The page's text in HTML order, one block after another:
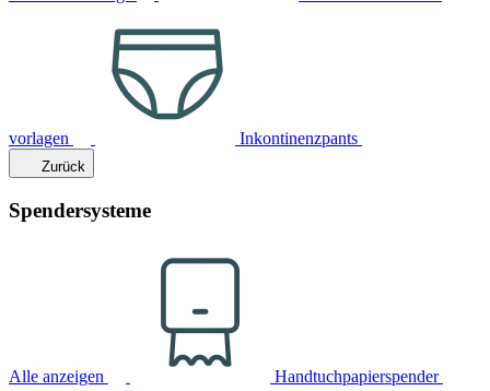
vorlagen Inkontinenzpants
Zurück
Spendersysteme
Alle anzeigen Handtuchpapierspender